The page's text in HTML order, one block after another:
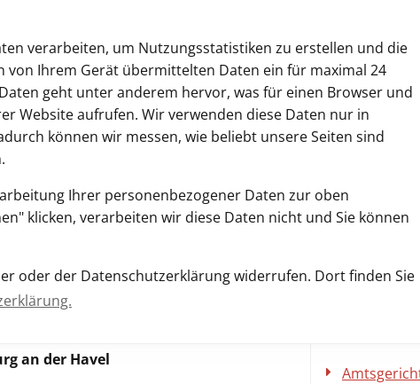
verarbeiten, um Nutzungsstatistiken zu erstellen und die
von Ihrem Gerät übermittelten Daten ein für maximal 24
geht unter anderem hervor, was für einen Browser und
Website aufrufen. Wir verwenden diese Daten nur in
können wir messen, wie beliebt unsere Seiten sind
Ihrer personenbezogener Daten zur oben
klicken, verarbeiten wir diese Daten nicht und Sie können
oder der Datenschutzerklärung widerrufen. Dort finden Sie
der Havel
an der Havel